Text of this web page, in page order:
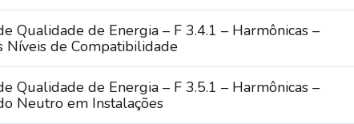
Qualidade de Energia – F 3.4.1 – Harmônicas –
Níveis de Compatibilidade
Qualidade de Energia – F 3.5.1 – Harmônicas –
Neutro em Instalações